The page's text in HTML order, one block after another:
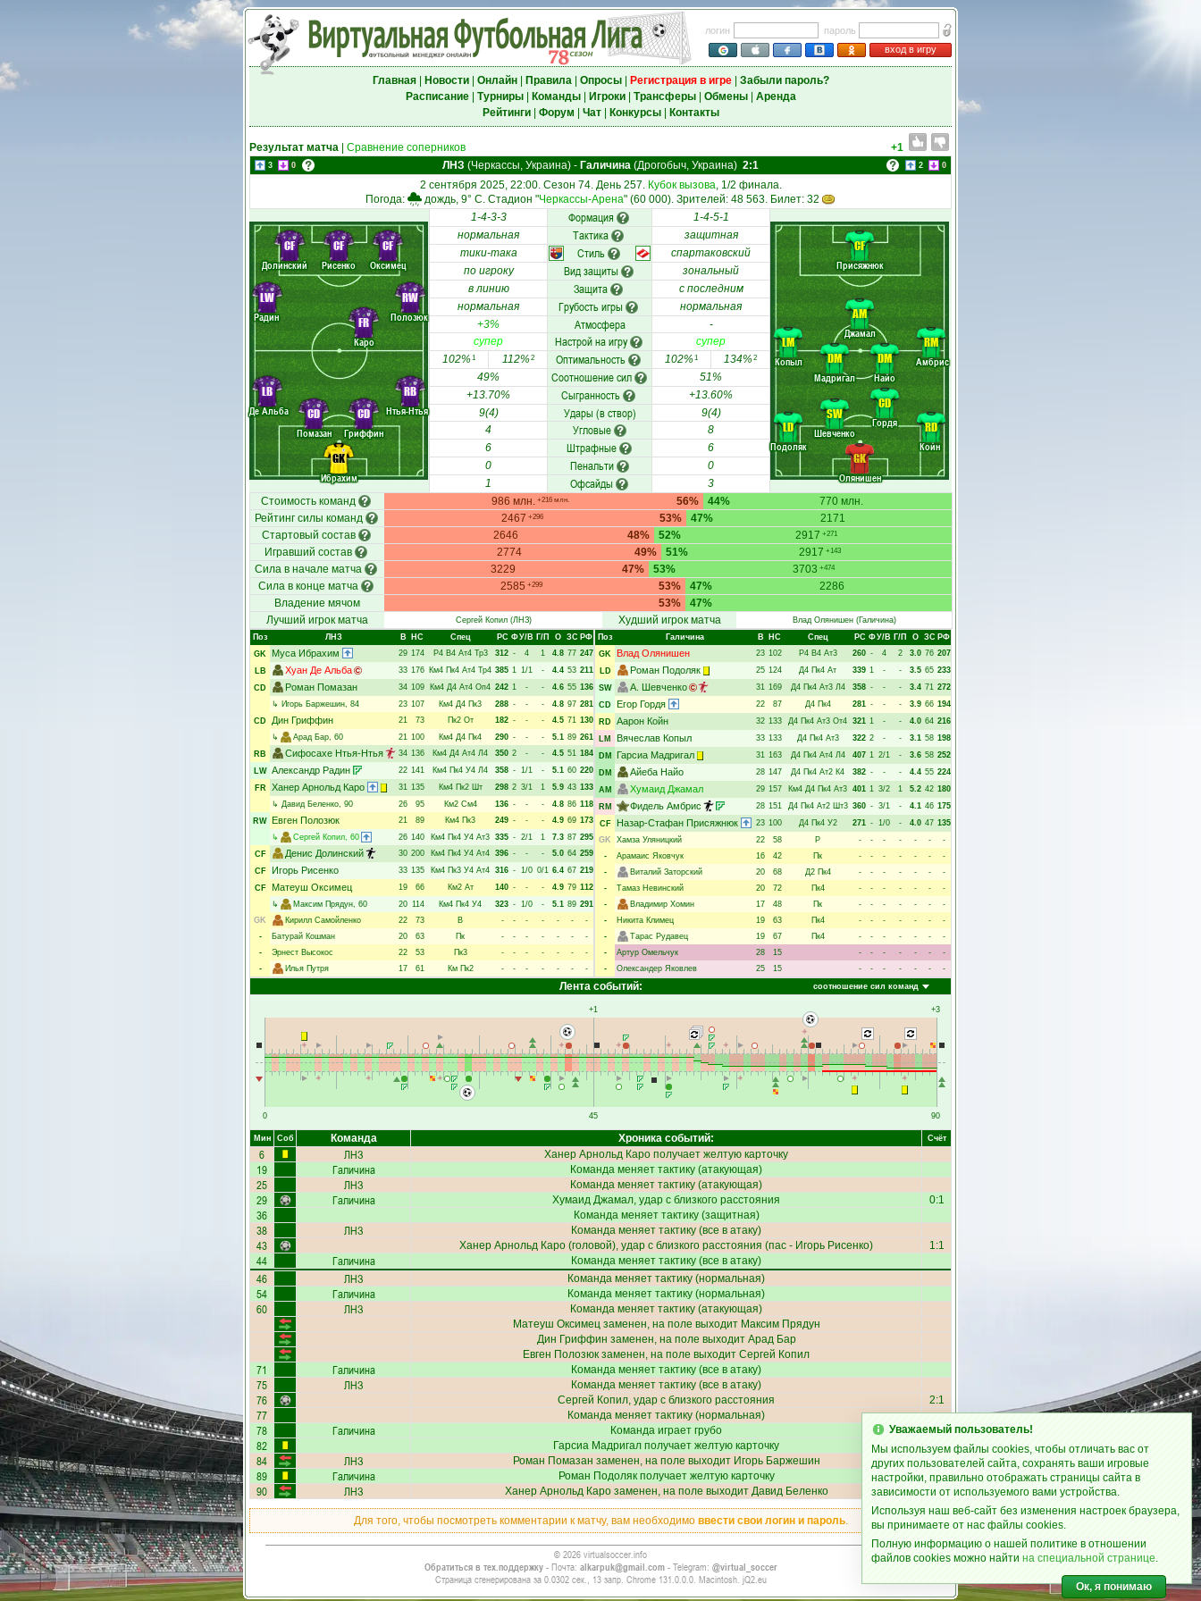
логин
пароль
вход в игру
Главная| Новости| Онлайн| Правила| Опросы| Регистрация в игре| Забыли пароль?
Расписание| Турниры| Команды| Игроки| Трансферы| Обмены| Аренда
Рейтинги| Форум Чат| Конкурсы| Контакты
Результат матча Сравнение соперников +1
3 0 ЛНЗ (Черкассы, Украина) - Галичина (Дрогобыч, Украина) 2:1 2 0
2 сентября 2025, 22:00. Сезон 74. День 257. Кубок вызова, 1/2 финала.
Погода:
дождь, 9° C. Стадион "Черкассы-Арена" (60 000). Зрителей: 48 563. Билет: 32
Ибрахим
Де Альба
Помазан
Гриффин
Нтья-Нтья
Радин
Каро
Полозюк
Долинский Рисенко Оксимец
GK
LB
CD
CD
RB
LW
FR
RW
CF CF CF
1-4-3-3 Формация 1-4-5-1
Олянишен
Подоляк
Шевченко
Гордя
Койн
Копыл
Мадригал
Найо
Джамал
Амбрис
Присяжнюк
GK
LD
SW
CD
RD
LM
DM
DM
AM
RM
CF
нормальная Тактика
защитная
тики-така
Стиль
спартаковский
по игроку
Вид защиты
зональный
в линию
Защита
с последним
нормальная
Грубость игры
нормальная
+3%
Атмосфера
-
супер
Настрой на игру
супер
102%1 112%2 Оптимальность 102%1 134%2
49% Соотношение сил
51%
+13.70%
Сыгранность
+13.60%
9(4)
Удары (в створ)
9(4)
4
Угловые
8
6
Штрафные
6
0
Пенальти
0
1
Офсайды
3
Стоимость команд
986 млн. +216 млн. 56% 770 млн.
44%
Рейтинг силы команд
2467 +296 53% 2171
47%
Стартовый состав
2646 48% 2917 +271
52%
Игравший состав
2774 49% 2917 +143
51%
Сила в начале матча
3229 47% 3703 +474
53%
Сила в конце матча
2585 +299 53% 2286
47%
Владение мячом
53%
47%
Лучший игрок матча
Сергей Копил(ЛНЗ) Худший игрок матча Влад Олянишен(Галичина)
Поз
ЛНЗ В НC Спец РC ФУ/В Г/П О ЗС РФ
GK
Муса Ибрахим 29 174 Р4 В4 Ат4 Тр3 312 - 4 1 4.8 77 247
LB
Хуан Де Альба 33 176 Км4 Пк4 Ат4 Тр4 385 1 1/1 - 4.4 53 211
CD
Роман Помазан 34 109 Км4 Д4 Ат4 Оп4 242 1 - - 4.6 55 136
↳ Игорь Баржешин, 84 23 107 Км4 Д4 Пк3 288 - - - 4.8 97 281
CD
Дин Гриффин 21 73 Пк2 От 182 - - - 4.5 71 130
↳
Арад Бар, 60 21 100 Км4 Д4 Пк4 290 - - - 5.1 89 261
RB
Сифосахе Нтья-Нтья 34 136 Км4 Д4 Ат4 Л4 350 2 - - 4.5 51 184
LW Александр Радин 22 141 Км4 Пк4 У4 Л4 358 - 1/1 - 5.1 60 220
FR
Ханер Арнольд Каро 31 135 Км4 Пк2 Шт 298 2 3/1 1 5.9 43 133
↳ Давид Беленко, 90 26 95 Км2 См4 136 - - - 4.8 86 118
RW Евген Полозюк 21 89 Км4 Пк3 249 - - - 4.9 69 173
↳
Сергей Копил, 60 26 140 Км4 Пк4 У4 Ат3 335 - 2/1 1 7.3 87 295
CF
Денис Долинский 30 200 Км4 Пк4 У4 Ат4 396 - - - 5.0 64 259
CF
Игорь Рисенко 33 135 Км4 Пк3 У4 Ат4 316 - 1/0 0/1 6.4 67 219
CF
Матеуш Оксимец 19 66 Км2 Ат 140 - - - 4.9 79 112
↳
Максим Прядун, 60 20 114 Км4 Пк4 У4 323 - 1/0 - 5.1 89 291
GK
Кирилл Самойленко 22 73 В - - - - - -
-
-
Батурай Кошман 20 63 Пк - - - - - -
-
-
Эрнест Высокос 22 53 Пк3 - - - - - -
-
-
Илья Путря 17 61 Км Пк2 - - - - - - -
Поз Галичина В НC Спец РC ФУ/В Г/П О ЗС РФ
GK
Влад Олянишен 23 102 Р4 В4 Ат3 260 - 4 2 3.0 76 207
LD
Роман Подоляк 25 124 Д4 Пк4 Ат 339 1 - - 3.5 65 233
SW
А. Шевченко 31 169 Д4 Пк4 Ат3 Л4 358 - - - 3.4 71 272
CD
Егор Гордя 22 87 Д4 Пк4 281 - - - 3.9 66 194
RD Аарон Койн 32 133 Д4 Пк4 Ат3 От4 321 1 - - 4.0 64 216
LM
Вячеслав Копыл 33 133 Д4 Пк4 Ат3 322 2 - - 3.1 58 198
DM
Гарсиа Мадригал 31 163 Д4 Пк4 Ат4 Л4 407 1 2/1 - 3.6 58 252
DM
Айеба Найо 28 147 Д4 Пк4 Ат2 К4 382 - - - 4.4 55 224
AM
Хумаид Джамал 29 157 Км4 Д4 Пк4 Ат3 401 1 3/2 1 5.2 42 180
RM
Фидель Амбрис 28 151 Д4 Пк4 Ат2 Шт3 360 - 3/1 - 4.1 46 175
CF
Назар-Стафан Присяжнюк 23 100 Д4 Пк4 У2 271 - 1/0 - 4.0 47 135
GK
Хамза Уляницкий 22 58 Р - - - - - -
-
-
Арамаис Яковчук 16 42 Пк - - - - - -
-
-
Виталий Заторский 20 68 Д2 Пк4 - - - - - -
-
-
Тамаз Невинский 20 72 Пк4 - - - - - -
-
-
Владимир Хомин 17 48 Пк - - - - - -
-
-
Никита Климец 19 63 Пк4 - - - - - -
-
-
Тарас Рудавец 19 67 Пк4 - - - - - -
-
-
Артур Омельчук 28 15 - - - - - -
-
-
Олександер Яковлев 25 15 - - - - - -
-
соотношение сил команд
Лента событий:
0
+1
45
+3
90
Мин Соб Команда Хроника событий: Счёт
6 ЛНЗ Ханер Арнольд Каро получает желтую карточку
19 Галичина Команда меняет тактику (атакующая)
25 ЛНЗ Команда меняет тактику (атакующая)
29 Галичина Хумаид Джамал, удар с близкого расстояния 0:1
36 Команда меняет тактику (защитная)
38 ЛНЗ Команда меняет тактику (все в атаку)
43 Ханер Арнольд Каро (головой), удар с близкого расстояния (пас - Игорь Рисенко) 1:1
44 Галичина Команда меняет тактику (все в атаку)
46 ЛНЗ Команда меняет тактику (нормальная)
54 Галичина Команда меняет тактику (нормальная)
60 ЛНЗ
Команда меняет тактику (атакующая)
Матеуш Оксимецзаменен, на поле выходит Максим Прядун
Дин Гриффин заменен, на поле выходит Арад Бар
Евген Полозюк заменен, на поле выходит Сергей Копил
71 Галичина Команда меняет тактику (все в атаку)
75 ЛНЗ Команда меняет тактику (все в атаку)
76 Сергей Копил, удар с близкого расстояния 2:1
77 Команда меняет тактику (нормальная)
78 Галичина Команда играет грубо
82 Гарсиа Мадригал получает желтую карточку
84 ЛНЗ Роман Помазан заменен, на поле выходит Игорь Баржешин
89 Галичина Роман Подолякполучает желтую карточку
90 ЛНЗ Ханер Арнольд Карозаменен, на поле выходит Давид Беленко
Для того, чтобы посмотреть комментарии к матчу, вам необходимо ввести свои логин и пароль.
© 2026 virtualsoccer.info
Обратиться в тех.поддержку- Почта: alkarpuk@gmail.com- Telegram: @virtual_soccer
Страница сгенерирована за 0.0302 сек., 13 запр. Chrome 131.0.0.0. Macintosh. jQ2.eu
Уважаемый пользователь!
Мы используем файлы cookies, чтобы отличать вас от
других пользователей сайта, сохранять ваши игровые
настройки, правильно отображать страницы сайта в
зависимости от используемого вами устройства.
Используя наш веб-сайт без изменения настроек браузера,
вы принимаете от нас файлы cookies.
Полную информацию о нашей политике в отношении
файлов cookies можно найти на специальной странице.
Ок, я понимаю